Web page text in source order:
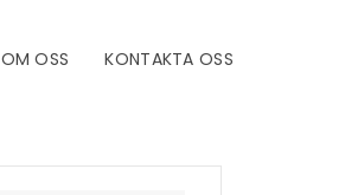
OM OSS KONTAKTA OSS